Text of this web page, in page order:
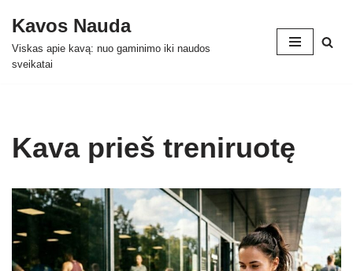
Skip
to
Kavos Nauda
Viskas apie kavą: nuo gaminimo iki naudos
sveikatai
Kava prieš treniruotę